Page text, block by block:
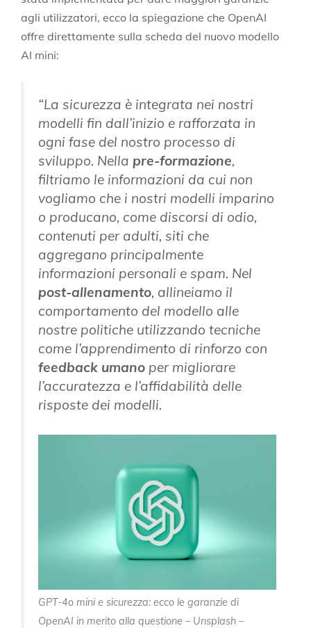
agli utilizzatori, ecco la spiegazione che OpenAI
offre direttamente sulla scheda del nuovo modello
AI mini:
“La sicurezza è integrata nei nostri
modelli fin dall’inizio e rafforzata in
ogni fase del nostro processo di
sviluppo. Nella pre-formazione,
filtriamo le informazioni da cui non
vogliamo che i nostri modelli imparino
o producano, come discorsi di odio,
contenuti per adulti, siti che
aggregano principalmente
informazioni personali e spam. Nel
post-allenamento, allineiamo il
comportamento del modello alle
nostre politiche utilizzando tecniche
come l’apprendimento di rinforzo con
feedback umano per migliorare
l’accuratezza e l’affidabilità delle
risposte dei modelli.
GPT-4o mini e sicurezza: ecco le garanzie di
OpenAI in merito alla questione – Unsplash –